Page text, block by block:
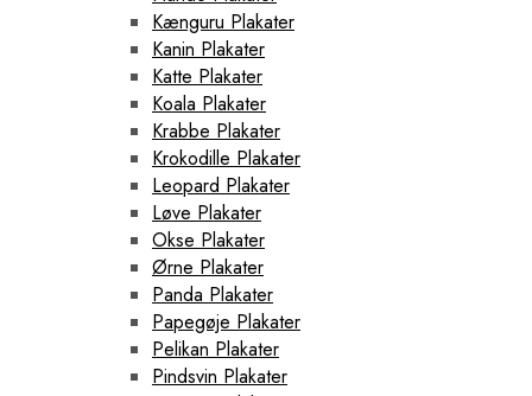
Kænguru Plakater
Kanin Plakater
Katte Plakater
Koala Plakater
Krabbe Plakater
Krokodille Plakater
Leopard Plakater
Løve Plakater
Okse Plakater
Ørne Plakater
Panda Plakater
Papegøje Plakater
Pelikan Plakater
Pindsvin Plakater